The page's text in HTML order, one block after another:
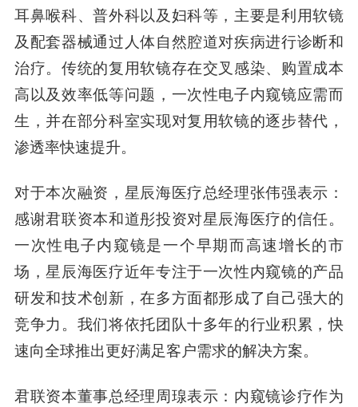
耳鼻喉科、普外科以及妇科等，主要是利用软镜
及配套器械通过人体自然腔道对疾病进行诊断和
治疗。传统的复用软镜存在交叉感染、购置成本
高以及效率低等问题，一次性电子内窥镜应需而
生，并在部分科室实现对复用软镜的逐步替代，
渗透率快速提升。
对于本次融资， 星辰海医疗总经理张伟强表示：
感谢君联资本和道彤投资对星辰海医疗的信任。
一次性电子内窥镜是一个早期而高速增长的市
场，星辰海医疗近年专注于一次性内窥镜的产品
研发和技术创新，在多方面都形成了自己强大的
竞争力。我们将依托团队十多年的行业积累，快
速向全球推出更好满足客户需求的解决方案。
君联资本董事总经理周瑔表示：内窥镜诊疗作为